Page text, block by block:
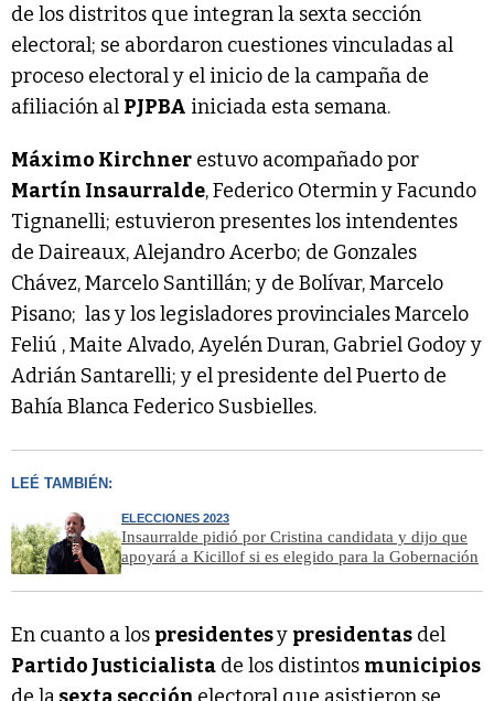
de los distritos que integran la sexta sección
electoral; se abordaron cuestiones vinculadas al
proceso electoral y el inicio de la campaña de
afiliación al PJPBA iniciada esta semana.
Máximo Kirchner estuvo acompañado por
Martín Insaurralde, Federico Otermin y Facundo
Tignanelli; estuvieron presentes los intendentes
de Daireaux, Alejandro Acerbo; de Gonzales
Chávez, Marcelo Santillán; y de Bolívar, Marcelo
Pisano; las y los legisladores provinciales Marcelo
Feliú , Maite Alvado, Ayelén Duran, Gabriel Godoy y
Adrián Santarelli; y el presidente del Puerto de
Bahía Blanca Federico Susbielles.
LEÉ TAMBIÉN:
ELECCIONES 2023
Insaurralde pidió por Cristina candidata y dijo que
apoyará a Kicillof si es elegido para la Gobernación
En cuanto a los presidentesy presidentas del
Partido Justicialista de los distintos municipios